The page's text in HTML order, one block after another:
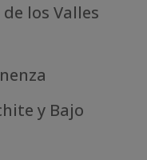
los Valles
y Bajo